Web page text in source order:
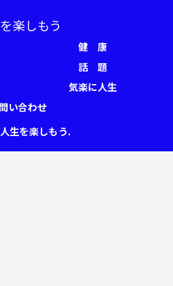
楽しもう
健 康
話 題
気楽に人生
い合わせ
生を楽しもう.